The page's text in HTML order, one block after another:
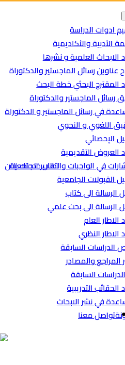
ادوات الدراسة
الأدبية والأكاديمية
الابحاث العلمية و نشرها
عناوين رسائل الماجستير والدكتوراة
المقترح البحثي خطة البحث
رسائل الماجستير والدكتوراة
في رسائل الماجستير و الدكتوراة
اللغوي و النحوي
الإحصائي
العروض التقديمية
في الواجبات والتقارير الجامعية
القبولات الجامعية
الرسالة الى كتاب
الرسالة الى بحث علمي
الاطار العام
الاطار النظري
الدراسات السابقة
المراجع والمصادر
السابقة
الحقائب التدريبية
في نشر الابحاث
تواصل معنا
اطلب خدمتك الان